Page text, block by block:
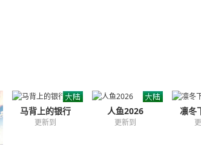
马背上的银行
更新到
人鱼2026
更新到
凛冬